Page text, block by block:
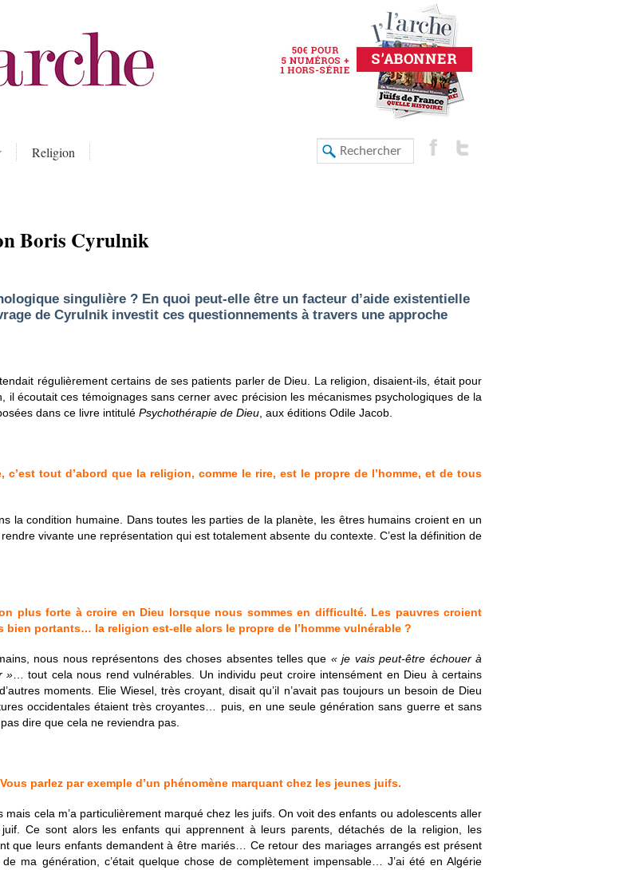
Religion
Boris Cyrulnik
singulière ? En quoi peut-elle être un facteur d’aide existentielle
de Cyrulnik investit ces questionnements à travers une approche
régulièrement certains de ses patients parler de Dieu. La religion, disaient-ils, était pour
il écoutait ces témoignages sans cerner avec précision les mécanismes psychologiques de la
dans ce livre intitulé Psychothérapie de Dieu , aux éditions Odile Jacob.
tout d’abord que la religion, comme le rire, est le propre de l’homme, et de tous
la condition humaine. Dans toutes les parties de la planète, les êtres humains croient en un
vivante une représentation qui est totalement absente du contexte. C’est la définition de
plus forte à croire en Dieu lorsque nous sommes en difficulté. Les pauvres croient
portants… la religion est-elle alors le propre de l’homme vulnérable ?
nous nous représentons des choses absentes telles que « je vais peut-être échouer à
» … tout cela nous rend vulnérables. Un individu peut croire intensément en Dieu à certains
moments. Elie Wiesel, très croyant, disait qu’il n’avait pas toujours un besoin de Dieu
occidentales étaient très croyantes… puis, en une seule génération sans guerre et sans
dire que cela ne reviendra pas.
parlez par exemple d’un phénomène marquant chez les jeunes juifs.
cela m’a particulièrement marqué chez les juifs. On voit des enfants ou adolescents aller
Ce sont alors les enfants qui apprennent à leurs parents, détachés de la religion, les
que leurs enfants demandent à être mariés… Ce retour des mariages arrangés est présent
ma génération, c’était quelque chose de complètement impensable… J’ai été en Algérie